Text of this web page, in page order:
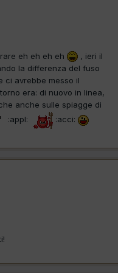
eh eh eh eh
, ieri il
la differenza del fuso
ci avrebbe messo il
era: di nuovo in linea,
anche sulle spiagge di
:appl: :acci: